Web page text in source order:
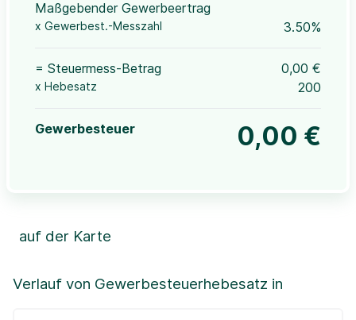
Maßgebender Gewerbeertrag
x Gewerbest.-Messzahl 3.50%
= Steuermess-Betrag 0,00 €
x Hebesatz 200
Gewerbesteuer 0,00 €
Verlauf von Gewerbesteuerhebesatz in
auf der Karte
+
Leaflet|©OpenStreetMap, ©CartoDB,